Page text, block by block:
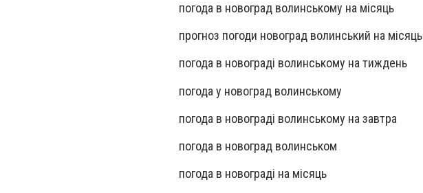
погода в новоград волинському на місяць
прогноз погоди новоград волинський на місяць
погода в новограді волинському на тиждень
погода у новоград волинському
погода в новограді волинському на завтра
погода в новоград волинськом
погода в новограді на місяць